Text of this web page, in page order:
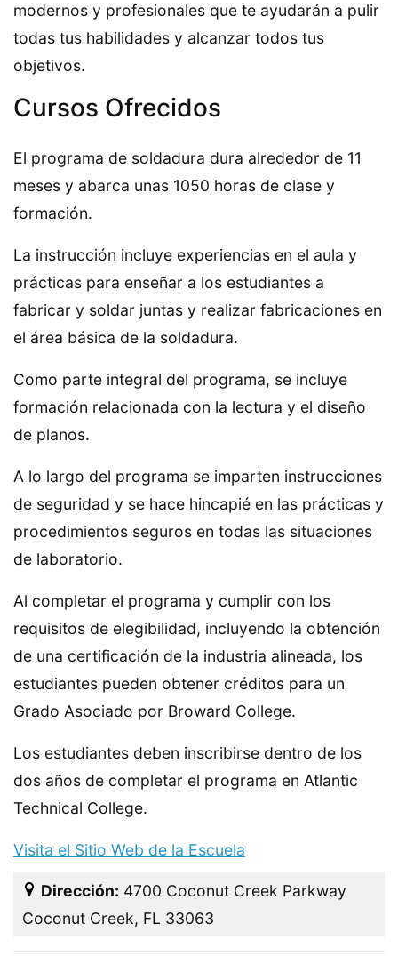
modernos y profesionales que te ayudarán a pulir
todas tus habilidades y alcanzar todos tus
objetivos.
Cursos Ofrecidos
El programa de soldadura dura alrededor de 11
meses y abarca unas 1050 horas de clase y
formación.
La instrucción incluye experiencias en el aula y
prácticas para enseñar a los estudiantes a
fabricar y soldar juntas y realizar fabricaciones en
el área básica de la soldadura.
Como parte integral del programa, se incluye
formación relacionada con la lectura y el diseño
de planos.
A lo largo del programa se imparten instrucciones
de seguridad y se hace hincapié en las prácticas y
procedimientos seguros en todas las situaciones
de laboratorio.
Al completar el programa y cumplir con los
requisitos de elegibilidad, incluyendo la obtención
de una certificación de la industria alineada, los
estudiantes pueden obtener créditos para un
Grado Asociado por Broward College.
Los estudiantes deben inscribirse dentro de los
dos años de completar el programa en Atlantic
Technical College.
Visita el Sitio Web de la Escuela
Dirección: 4700 Coconut Creek Parkway
Coconut Creek, FL 33063